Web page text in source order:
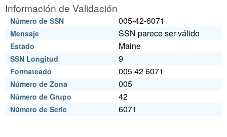
Información de Validación
Número de SSN 005-42-6071
Mensaje SSN parece ser válido
Estado Maine
SSN Longitud 9
Formateado 005 42 6071
Número de Zona 005
Número de Grupo 42
Número de Serie 6071